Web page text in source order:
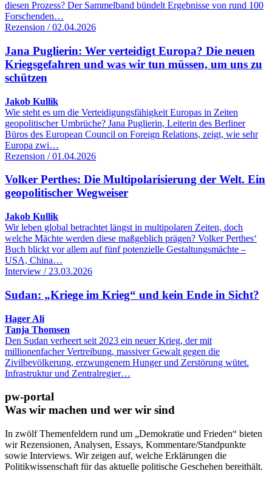
diesen Prozess? Der Sammelband bündelt Ergebnisse von rund 100
Forschenden…
Rezension / 02.04.2026
Jana Puglierin: Wer verteidigt Europa? Die neuen
Kriegsgefahren und was wir tun müssen, um uns zu
schützen
Jakob Kullik
Wie steht es um die Verteidigungsfähigkeit Europas in Zeiten
geopolitischer Umbrüche? Jana Puglierin, Leiterin des Berliner
Büros des European Council on Foreign Relations, zeigt, wie sehr
Europa zwi…
Rezension / 01.04.2026
Volker Perthes: Die Multipolarisierung der Welt. Ein
geopolitischer Wegweiser
Jakob Kullik
Wir leben global betrachtet längst in multipolaren Zeiten, doch
welche Mächte werden diese maßgeblich prägen? Volker Perthes‘
Buch blickt vor allem auf fünf potenzielle Gestaltungsmächte –
USA, China…
Interview / 23.03.2026
Sudan: „Kriege im Krieg“ und kein Ende in Sicht?
Hager Ali
Tanja Thomsen
Den Sudan verheert seit 2023 ein neuer Krieg, der mit
millionenfacher Vertreibung, massiver Gewalt gegen die
Zivilbevölkerung, erzwungenem Hunger und Zerstörung wütet.
Infrastruktur und Zentralregier…
pw-portal
Was wir machen und wer wir sind
In zwölf Themenfeldern rund um „Demokratie und Frieden“ bieten
wir Rezensionen, Analysen, Essays, Kommentare/Standpunkte
sowie Interviews. Wir zeigen auf, welche Erklärungen die
Politikwissenschaft für das aktuelle politische Geschehen bereithält.